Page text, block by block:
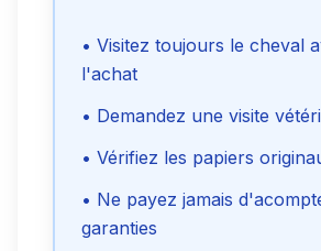
Envoyer le
• Visitez toujours le cheval
l'achat
• Demandez une visite
• Vérifiez les papiers
• Ne payez jamais
garanties
Voir le téléphone